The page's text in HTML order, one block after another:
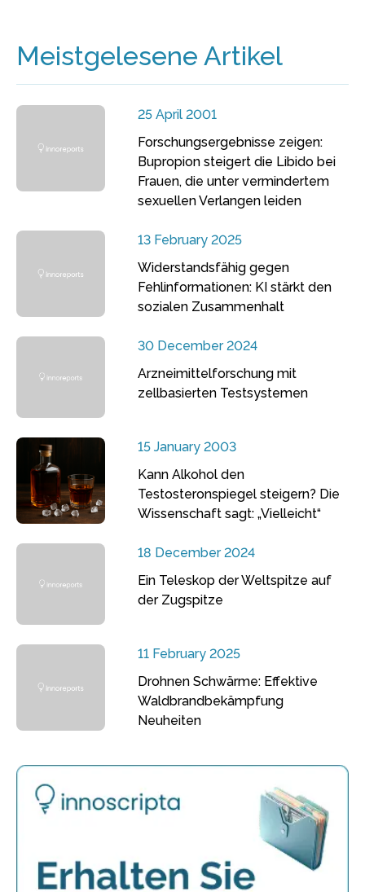
Meistgelesene Artikel
25 April 2001
Forschungsergebnisse zeigen:
Bupropion steigert die Libido bei
Frauen, die unter vermindertem
sexuellen Verlangen leiden
13 February 2025
Widerstandsfähig gegen
Fehlinformationen: KI stärkt den
sozialen Zusammenhalt
30 December 2024
Arzneimittelforschung mit
zellbasierten Testsystemen
15 January 2003
Kann Alkohol den
Testosteronspiegel steigern? Die
Wissenschaft sagt: „Vielleicht“
18 December 2024
Ein Teleskop der Weltspitze auf
der Zugspitze
11 February 2025
Drohnen Schwärme: Effektive
Waldbrandbekämpfung
Neuheiten